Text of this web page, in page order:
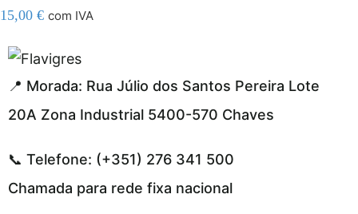
15,00 € com IVA
adresi
📍 Morada: Rua Júlio dos Santos Pereira Lote
20A Zona Industrial 5400-570 Chaves
📞 Telefone: (+351) 276 341 500
Chamada para rede fixa nacional